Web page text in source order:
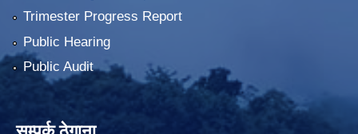
Trimester Progress Report
Public Hearing
Public Audit